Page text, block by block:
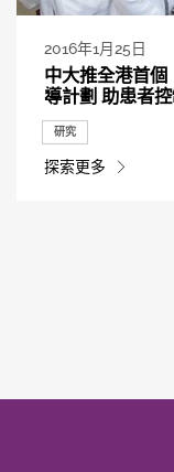
2016年1月25日
中大推全港首
導計劃 助患者
研究
探索更多